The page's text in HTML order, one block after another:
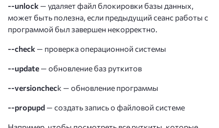
--unlock — удаляет файл блокировки базы данных,
может быть полезна, если предыдущий сеанс работы с
программой был завершен некорректно.
--check — проверка операционной системы
--update — обновление баз руткитов
--versioncheck — обновление программы
--propupd — создать запись о файловой системе